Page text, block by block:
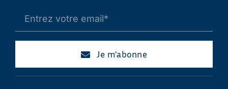
Je m'abonne